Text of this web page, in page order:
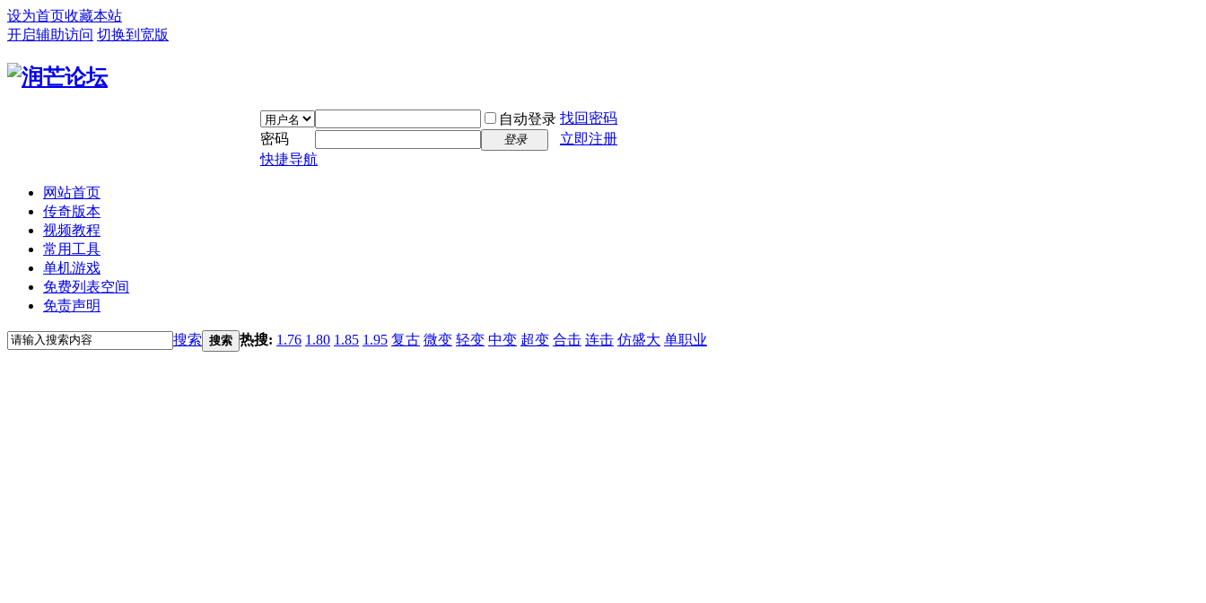
设为首页收藏本站
开启辅助访问 切换到宽版
自动登录 找回密码
密码
登录
立即注册
快捷导航
网站首页
传奇版本
视频教程
常用工具
单机游戏
免费列表空间
免责声明
搜索 搜索 热搜: 1.76 1.80 1.85 1.95 复古 微变 轻变 中变 超变 合击 连击 仿盛大 单职业